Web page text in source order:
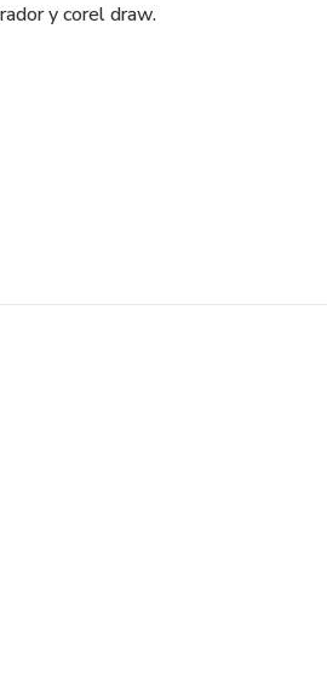
y corel draw.